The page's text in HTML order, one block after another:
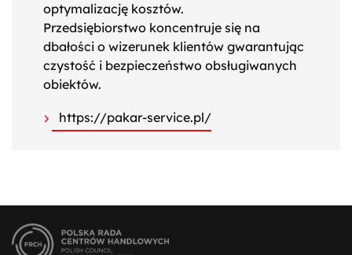
optymalizację kosztów.
Przedsiębiorstwo koncentruje się na
dbałości o wizerunek klientów gwarantując
czystość i bezpieczeństwo obsługiwanych
obiektów.
https://pakar-service.pl/